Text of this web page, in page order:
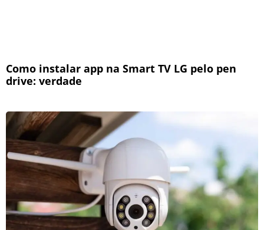
Como instalar app na Smart TV LG pelo pen
drive: verdade